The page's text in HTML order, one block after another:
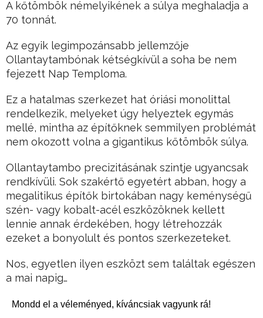
A kőtömbök némelyikének a súlya meghaladja a
70 tonnát.
Az egyik legimpozánsabb jellemzője
Ollantaytambónak kétségkívül a soha be nem
fejezett Nap Temploma.
Ez a hatalmas szerkezet hat óriási monolittal
rendelkezik, melyeket úgy helyeztek egymás
mellé, mintha az építőknek semmilyen problémát
nem okozott volna a gigantikus kőtömbök súlya.
Ollantaytambo precizitásának szintje ugyancsak
rendkívüli. Sok szakértő egyetért abban, hogy a
megalitikus építők birtokában nagy keménységű
szén- vagy kobalt-acél eszközöknek kellett
lennie annak érdekében, hogy létrehozzák
ezeket a bonyolult és pontos szerkezeteket.
Nos, egyetlen ilyen eszközt sem találtak egészen
a mai napig…
Mondd el a véleményed, kíváncsiak vagyunk rá!